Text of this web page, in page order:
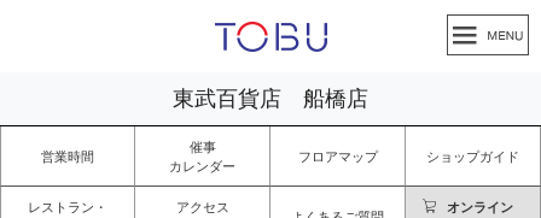
東武百貨店 船橋店
営業時間
催事
カレンダー
フロアマップ ショップガイド
レストラン・
アクセス
オンライン